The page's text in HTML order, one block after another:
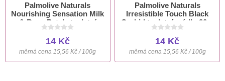
Palmolive Naturals
Nourishing Sensation Milk
& Rose Petals toaletní
mýdlo 90 g
14 Kč
měrná cena 15,56 Kč / 100g
Palmolive Naturals
Irresistible Touch Black
Orchid toaletní mýdlo 90 g
14 Kč
měrná cena 15,56 Kč / 100g